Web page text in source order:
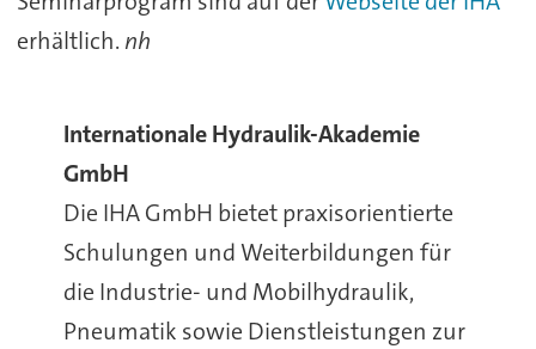
erhältlich. nh
Internationale Hydraulik-Akademie
GmbH
Die IHA GmbH bietet praxisorientierte
Schulungen und Weiterbildungen für
die Industrie- und Mobilhydraulik,
Pneumatik sowie Dienstleistungen zur